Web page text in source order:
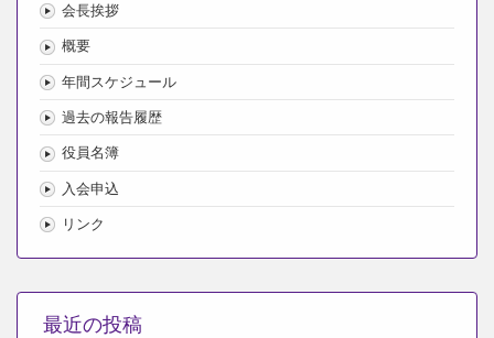
会長挨拶
概要
年間スケジュール
過去の報告履歴
役員名簿
入会申込
リンク
最近の投稿